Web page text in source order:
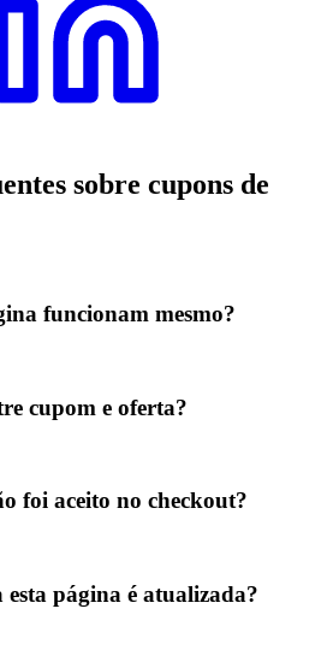
sobre cupons de
funcionam mesmo?
cupom e oferta?
foi aceito no checkout?
página é atualizada?